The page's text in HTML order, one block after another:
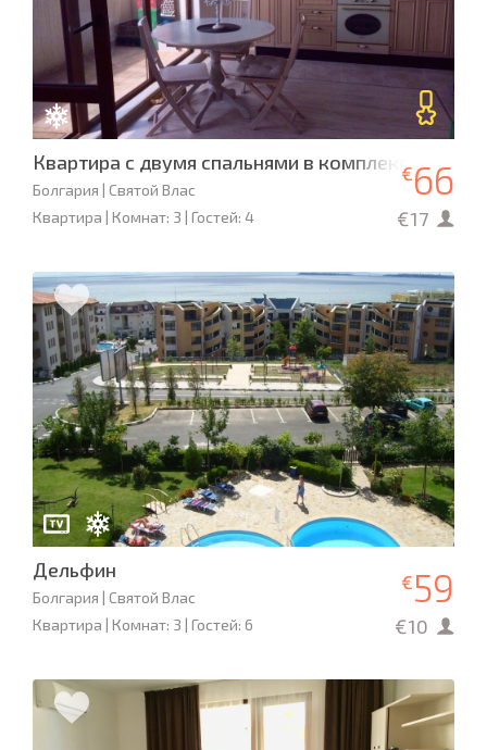
Квартира с двумя спальнями в комплексе
Болгария | Святой Влас
Квартира | Комнат: 3 | Гостей: 4
€66
€17
Дельфин
Болгария | Святой Влас
Квартира | Комнат: 3 | Гостей: 6
€59
€10